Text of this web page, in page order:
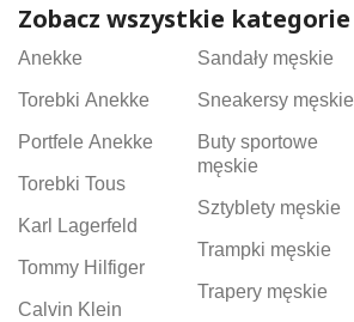
Zobacz wszystkie kategorie
Anekke
Torebki Anekke
Portfele Anekke
Torebki Tous
Karl Lagerfeld
Tommy Hilfiger
Calvin Klein
Sandały męskie
Sneakersy męskie
Buty sportowe
męskie
Sztyblety męskie
Trampki męskie
Trapery męskie